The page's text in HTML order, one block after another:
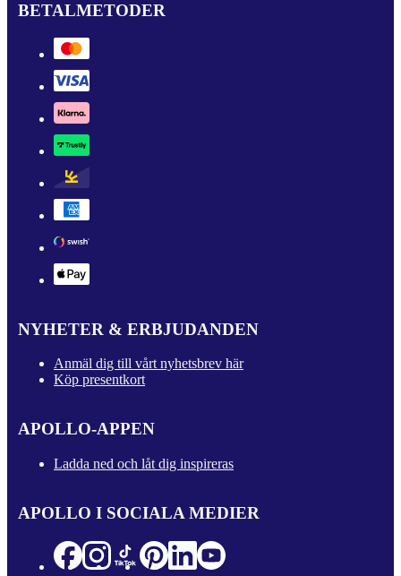
BETALMETODER
NYHETER & ERBJUDANDEN
Anmäl dig till vårt nyhetsbrev här
Köp presentkort
APOLLO-APPEN
Ladda ned och låt dig inspireras
APOLLO I SOCIALA MEDIER